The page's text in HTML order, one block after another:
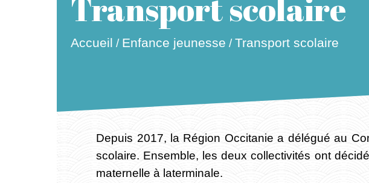
Transport scolaire
Accueil / Enfance jeunesse /Transport scolaire
Depuis 2017, la Région Occitanie a délégué au
scolaire. Ensemble, les deux collectivités ont
maternelle à laterminale.